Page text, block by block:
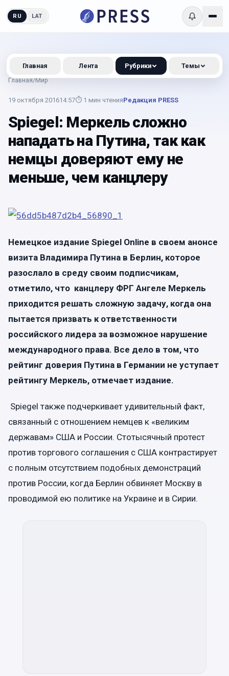
RU LAT
Главная/Мир
19 октября 201614:57⏱ 1 мин чтенияРедакция PRESS
Spiegel: Меркель сложно
нападать на Путина, так как
немцы доверяют ему не
меньше, чем канцлеру
Немецкое издание Spiegel Online в своем анонсе
визита Владимира Путина в Берлин, которое
разослало в среду своим подписчикам,
отметило, что канцлеру ФРГ Ангеле Меркель
приходится решать сложную задачу, когда она
пытается призвать к ответственности
российского лидера за возможное нарушение
международного права. Все дело в том, что
рейтинг доверия Путина в Германии не уступает
рейтингу Меркель, отмечает издание.
Spiegel также подчеркивает удивительный факт,
связанный с отношением немцев к «великим
державам» США и России. Стотысячный протест
против торгового соглашения с США контрастирует
с полным отсутствием подобных демонстраций
против России, когда Берлин обвиняет Москву в
проводимой ею политике на Украине и в Сирии.
Главная Лента Рубрики Темы